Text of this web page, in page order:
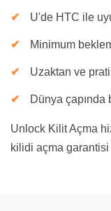
U'de HTC ile
Minimum
Uzaktan ve
Dünya çapında
Unlock Kilit Açma
kilidi açma garantisi